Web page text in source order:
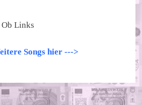
Ob Links
Songs hier --->